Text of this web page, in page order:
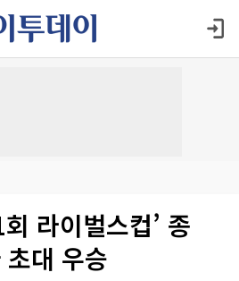
라이벌스컵’ 종
대 우승